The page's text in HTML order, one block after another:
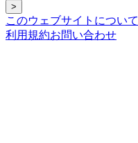
>
このウェブサイトについて
利用規約お問い合わせ